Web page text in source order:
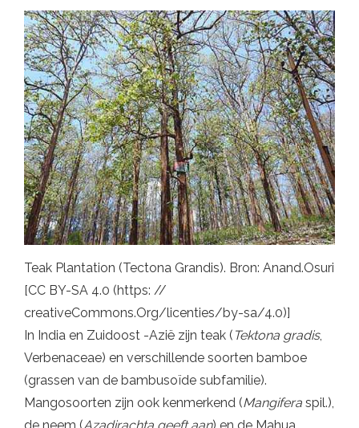
Teak Plantation (Tectona Grandis). Bron: Anand.Osuri
[CC BY-SA 4.0 (https: //
creativeCommons.Org/licenties/by-sa/4.0)]
In India en Zuidoost -Azië zijn teak ( Tektona gradis,
Verbenaceae) en verschillende soorten bamboe
(grassen van de bambusoïde subfamilie).
Mangosoorten zijn ook kenmerkend (Mangifera spil.),
de neem (Azadirachta geeft aan) en de Mahua